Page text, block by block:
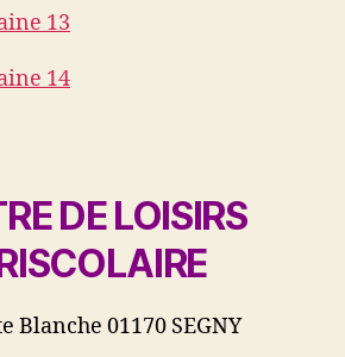
13
14
DE LOISIRS
Blanche 01170 SEGNY